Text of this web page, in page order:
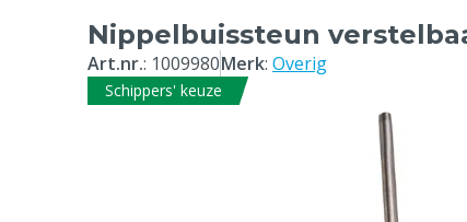
Nippelbuissteun
Art.nr.: 1009980Merk: Overig
Schippers' keuze